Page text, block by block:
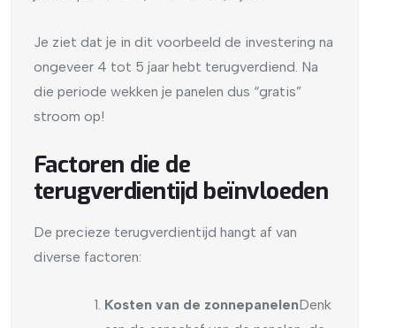
Je ziet dat je in dit voorbeeld de investering na
ongeveer 4 tot 5 jaar hebt terugverdiend. Na
die periode wekken je panelen dus “gratis”
stroom op!
Factoren die de
terugverdientijd beïnvloeden
De precieze terugverdientijd hangt af van
diverse factoren:
Kosten van de zonnepanelenDenk